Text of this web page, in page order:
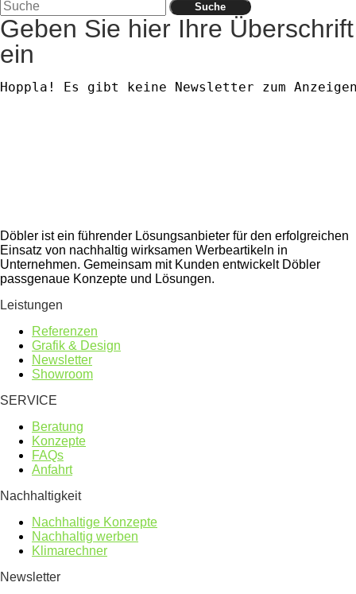
Suche
Geben Sie hier Ihre Überschrift
ein
Hoppla! Es gibt keine Newsletter zum
Döbler ist ein führender Lösungsanbieter für den erfolgreichen
Einsatz von nachhaltig wirksamen Werbeartikeln in
Unternehmen. Gemeinsam mit Kunden entwickelt Döbler
passgenaue Konzepte und Lösungen.
Leistungen
Referenzen
Grafik & Design
Newsletter
Showroom
SERVICE
Beratung
Konzepte
FAQs
Anfahrt
Nachhaltigkeit
Nachhaltige Konzepte
Nachhaltig werben
Klimarechner
Newsletter